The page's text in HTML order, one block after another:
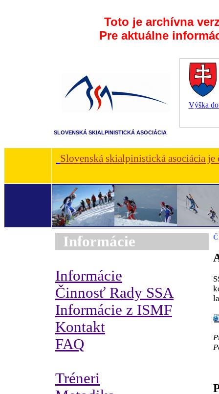
Toto je archívna
Pre aktuálne
Výška
SLOVENSKÁ SKIALPINISTICKÁ ASOCIÁCIA
Slovenská skialpinistická asociácia
Informácie
Informácie
Činnosť Rady SSA
Informácie z ISMF
Kontakt
FAQ
Tréneri